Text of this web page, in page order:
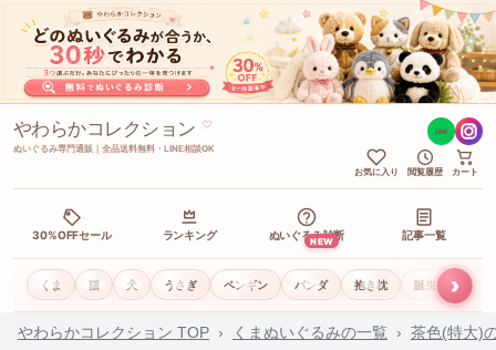
やわらかコレクション ♡
ぬいぐるみ専門通販｜全品送料無料・LINE相談OK
LINE
お気に入り 閲覧履歴 カート
30%OFFセール ランキング ぬいぐるみ診断
NEW 記事一覧
くま 猫 犬 うさぎ ペンギン パンダ 抱き枕 誕生日ギフト
›
やわらかコレクション TOP › くまぬいぐるみの一覧 › 茶色(特大)